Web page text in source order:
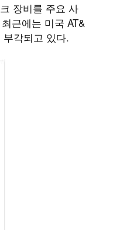
장비를 주요 사
근에는 미국 AT&
각되고 있다.